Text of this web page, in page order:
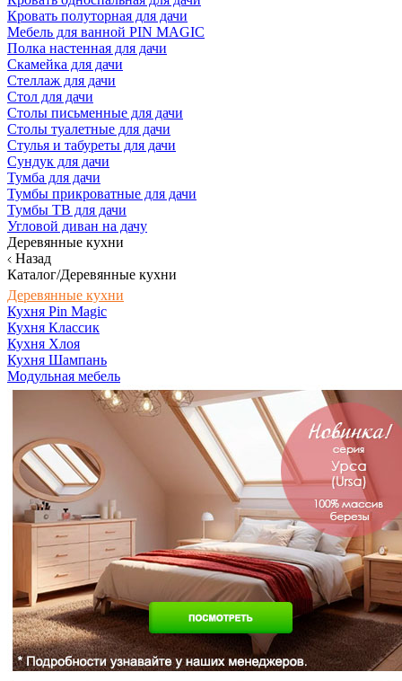
Кровать полуторная для дачи
Мебель для ванной PIN MAGIC
Полка настенная для дачи
Скамейка для дачи
Стеллаж для дачи
Стол для дачи
Столы письменные для дачи
Столы туалетные для дачи
Стулья и табуреты для дачи
Сундук для дачи
Тумба для дачи
Тумбы прикроватные для дачи
Тумбы ТВ для дачи
Угловой диван на дачу
Деревянные кухни
Назад
Каталог/Деревянные кухни
Деревянные кухни
Кухня Pin Magic
Кухня Классик
Кухня Хлоя
Кухня Шампань
Модульная мебель